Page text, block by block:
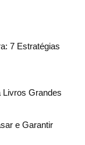
7 Estratégias
Livros Grandes
e Garantir